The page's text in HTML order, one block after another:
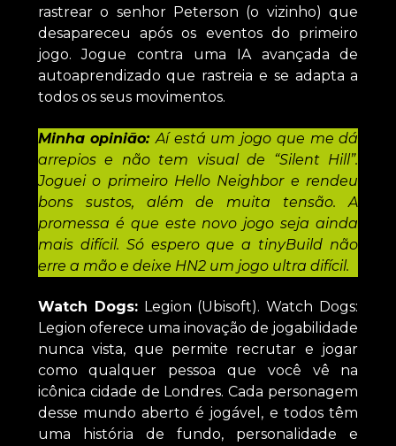
rastrear o senhor Peterson (o vizinho) que
desapareceu após os eventos do primeiro
jogo. Jogue contra uma IA avançada de
autoaprendizado que rastreia e se adapta a
todos os seus movimentos.
Minha opinião:Aí está um jogo que me dá
arrepios e não tem visual de “Silent Hill”.
Joguei o primeiro Hello Neighbor e rendeu
bons sustos, além de muita tensão. A
promessa é que este novo jogo seja ainda
mais difícil. Só espero que a tinyBuild não
erre a mão e deixe HN2 um jogo ultra difícil.
Watch Dogs:Legion (Ubisoft). Watch Dogs:
Legion oferece uma inovação de jogabilidade
nunca vista, que permite recrutar e jogar
como qualquer pessoa que você vê na
icônica cidade de Londres. Cada personagem
desse mundo aberto é jogável, e todos têm
uma história de fundo, personalidade e